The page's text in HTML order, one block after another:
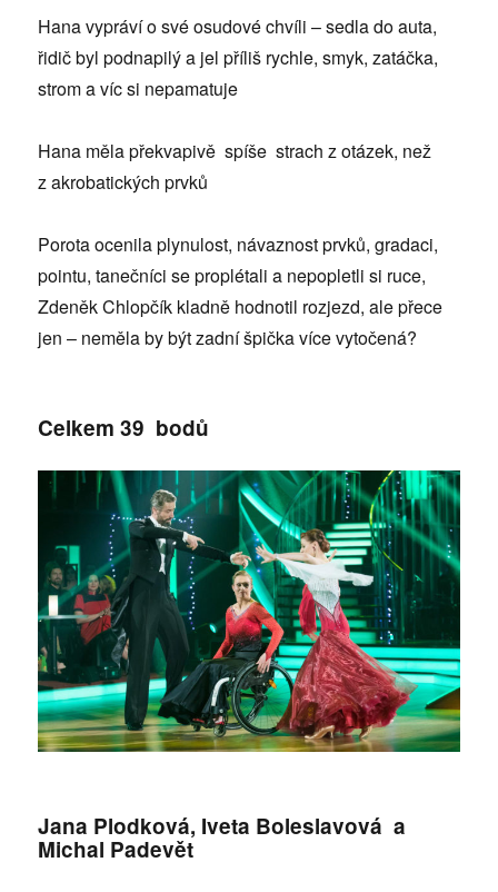
Hana vypráví o své osudové chvíli – sedla do auta,
řidič byl podnapilý a jel příliš rychle, smyk, zatáčka,
strom a víc si nepamatuje
Hana měla překvapivě spíše strach z otázek, než
z akrobatických prvků
Porota ocenila plynulost, návaznost prvků, gradaci,
pointu, tanečníci se proplétali a nepopletli si ruce,
Zdeněk Chlopčík kladně hodnotil rozjezd, ale přece
jen – neměla by být zadní špička více vytočená?
Celkem 39 bodů
Jana Plodková, Iveta Boleslavová a
Michal Padevět